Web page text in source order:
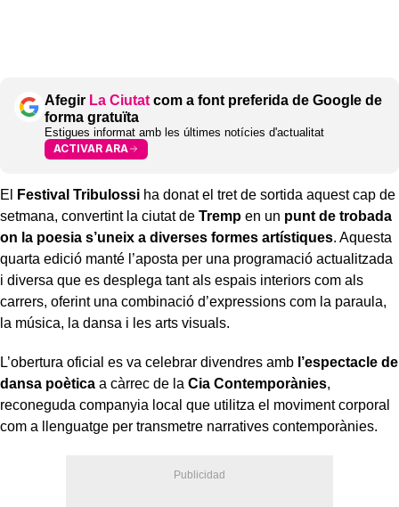
Afegir La Ciutat com a font preferida de Google de
forma gratuïta
Estigues informat amb les últimes notícies d'actualitat
ACTIVAR ARA
El Festival Tribulossi ha donat el tret de sortida aquest cap de
setmana, convertint la ciutat de Tremp en un punt de trobada
on la poesia s’uneix a diverses formes artístiques. Aquesta
quarta edició manté l’aposta per una programació actualitzada
i diversa que es desplega tant als espais interiors com als
carrers, oferint una combinació d’expressions com la paraula,
la música, la dansa i les arts visuals.
L’obertura oficial es va celebrar divendres amb l’espectacle de
dansa poètica a càrrec de la Cia Contemporànies,
reconeguda companyia local que utilitza el moviment corporal
com a llenguatge per transmetre narratives contemporànies.